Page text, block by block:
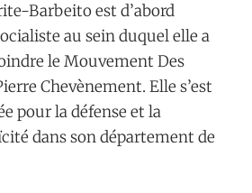
Barbeito est d’abord
au sein duquel elle a
le Mouvement Des
Chevènement. Elle s’est
pour la défense et la
dans son département de